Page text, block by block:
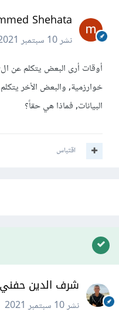
Shehata
نشر10 سبتمبر 2021
خوارزمية, والبعض الأخر
البيانات, فماذا هي حقاً؟
اقتباس
شرف الدين حفني
نشر10 سبتمبر 2021